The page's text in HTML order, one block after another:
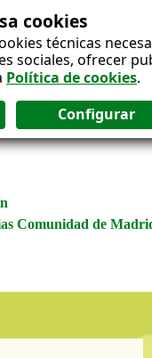
cookies
técnicas
sociales, ofrecer
Política de cookies.
Comunidad de